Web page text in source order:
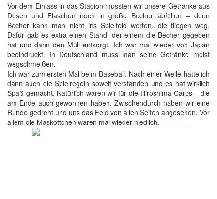
Vor dem Einlass in das Stadion mussten wir unsere Getränke aus
Dosen und Flaschen noch in große Becher abfüllen – denn
Becher kann man nicht ins Spielfeld werfen, die fliegen weg.
Dafür gab es extra einen Stand, der einem die Becher gegeben
hat und dann den Müll entsorgt. Ich war mal wieder von Japan
beeindruckt. In Deutschland muss man seine Getränke meist
wegschmeißen.
Ich war zum ersten Mal beim Baseball. Nach einer Weile hatte ich
dann auch die Spielregeln soweit verstanden und es hat wirklich
Spaß gemacht. Natürlich waren wir für die Hiroshima Carps – die
am Ende auch gewonnen haben. Zwischendurch haben wir eine
Runde gedreht und uns das Feld von allen Seiten angesehen. Vor
allem die Maskottchen waren mal wieder niedlich.